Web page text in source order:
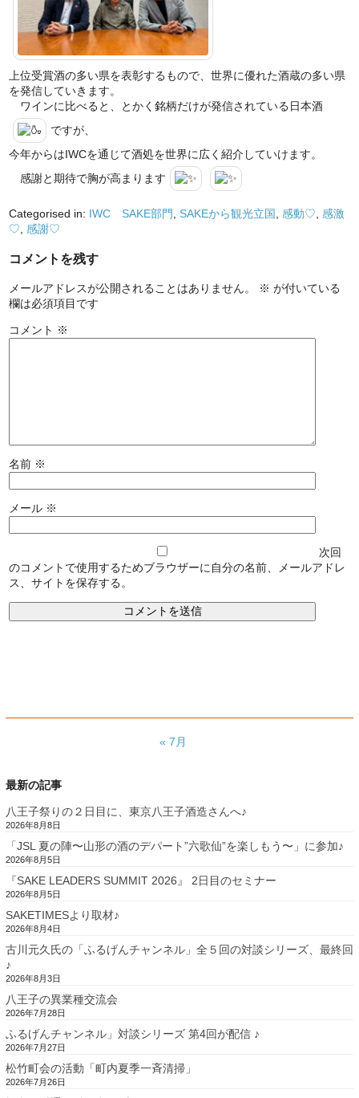
上位受賞酒の多い県を表彰するもので、世界に優れた酒蔵の多い県
を発信していきます。
ワインに比べると、とかく銘柄だけが発信されている日本酒
ですが、
今年からはIWCを通じて酒処を世界に広く紹介していけます。
感謝と期待で胸が高まります
Categorised in: IWC SAKE部門 SAKEから観光立国 感動♡
感激
♡
感謝♡
コメントを残す
メールアドレスが公開されることはありません。 ※ が付いている
欄は必須項目です
コメント ※
名前 ※
メール ※
次回
のコメントで使用するためブラウザーに自分の名前、メールアドレ
ス、サイトを保存する。
« 7月
最新の記事
八王子祭りの２日目に、東京八王子酒造さんへ♪
2026年8月8日
「JSL 夏の陣〜山形の酒のデパート”六歌仙”を楽しもう〜」に参加♪
2026年8月5日
『SAKE LEADERS SUMMIT 2026』 2日目のセミナー
2026年8月5日
SAKETIMESより取材♪
2026年8月4日
古川元久氏の「ふるげんチャンネル」全５回の対談シリーズ、最終回
♪
2026年8月3日
八王子の異業種交流会
2026年7月28日
ふるげんチャンネル」対談シリーズ 第4回が配信 ♪
2026年7月27日
松竹町会の活動「町内夏季一斉清掃」
2026年7月26日